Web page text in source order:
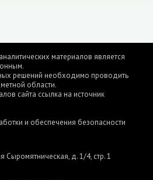
материалов является
решений необходимо проводить
области.
сайта ссылка на источник
и обеспечения безопасности
Сыромятническая, д. 1/4, стр. 1